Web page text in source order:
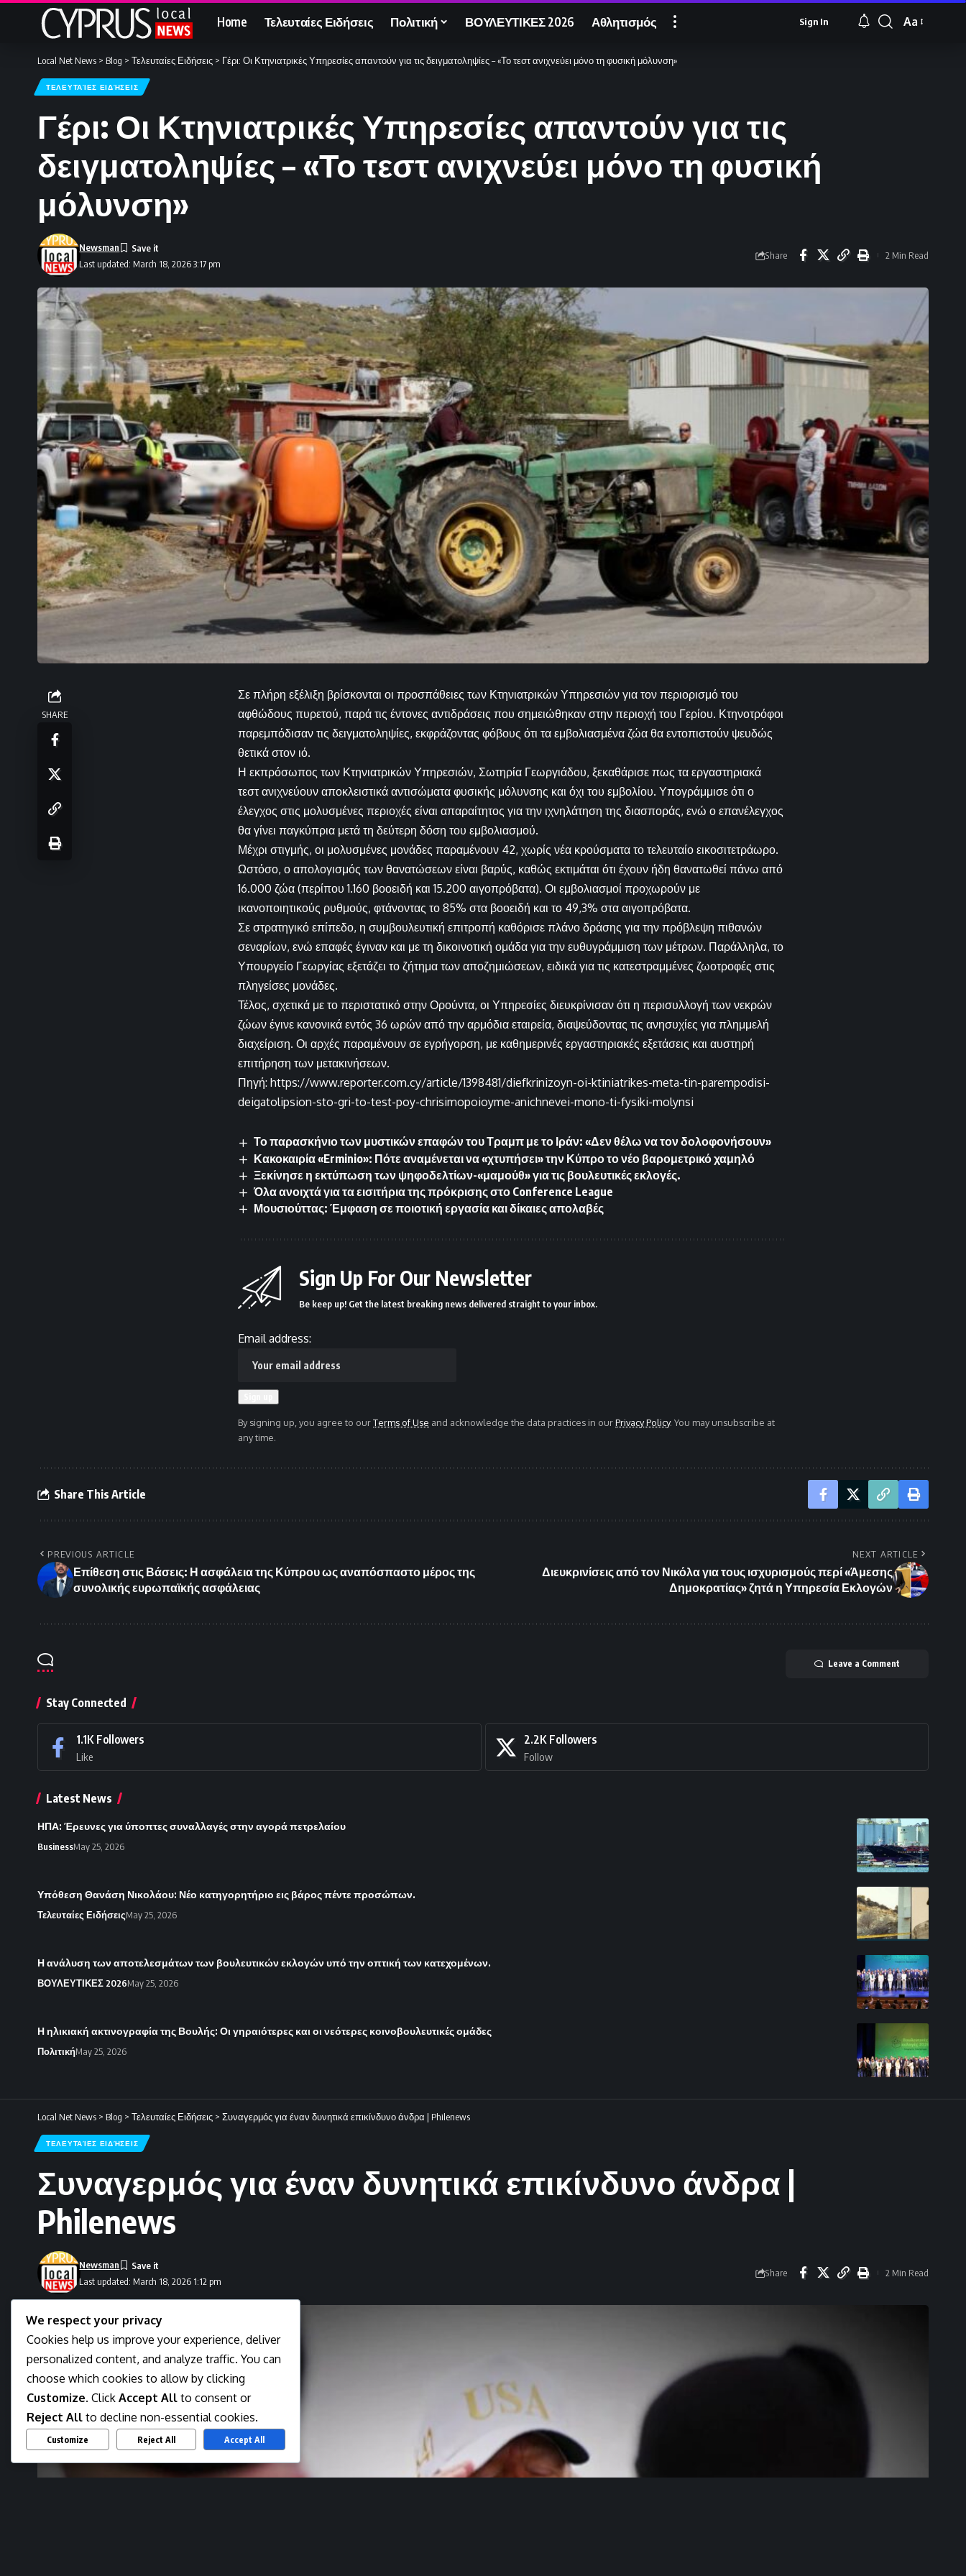
Home Τελευταίες Ειδήσεις Πολιτική ΒΟΥΛΕΥΤΙΚΕΣ 2026 Αθλητισμός Sign In
Font
Aa
Local Net News > Blog > Τελευταίες Ειδήσεις > Γέρι: Οι Κτηνιατρικές Υπηρεσίες απαντούν για τις δειγματοληψίες – «Το τεστ ανιχνεύει μόνο τη φυσική μόλυνση»
ΤΕΛΕΥΤΑΊΕΣ ΕΙΔΉΣΕΙΣ
Γέρι: Οι Κτηνιατρικές Υπηρεσίες απαντούν για τις
δειγματοληψίες – «Το τεστ ανιχνεύει μόνο τη φυσική
μόλυνση»
Last updated: March 18, 2026 3:17 pm
Newsman
Share 2 Min Read
SHARE
Σε πλήρη εξέλιξη βρίσκονται οι προσπάθειες των Κτηνιατρικών Υπηρεσιών για τον περιορισμό του
αφθώδους πυρετού, παρά τις έντονες αντιδράσεις που σημειώθηκαν στην περιοχή του Γερίου. Κτηνοτρόφοι
παρεμπόδισαν τις δειγματοληψίες, εκφράζοντας φόβους ότι τα εμβολιασμένα ζώα θα εντοπιστούν ψευδώς
θετικά στον ιό.
Η εκπρόσωπος των Κτηνιατρικών Υπηρεσιών, Σωτηρία Γεωργιάδου, ξεκαθάρισε πως τα εργαστηριακά
τεστ ανιχνεύουν αποκλειστικά αντισώματα φυσικής μόλυνσης και όχι του εμβολίου. Υπογράμμισε ότι ο
έλεγχος στις μολυσμένες περιοχές είναι απαραίτητος για την ιχνηλάτηση της διασποράς, ενώ ο επανέλεγχος
θα γίνει παγκύπρια μετά τη δεύτερη δόση του εμβολιασμού.
Μέχρι στιγμής, οι μολυσμένες μονάδες παραμένουν 42, χωρίς νέα κρούσματα το τελευταίο εικοσιτετράωρο.
Ωστόσο, ο απολογισμός των θανατώσεων είναι βαρύς, καθώς εκτιμάται ότι έχουν ήδη θανατωθεί πάνω από
16.000 ζώα (περίπου 1.160 βοοειδή και 15.200 αιγοπρόβατα). Οι εμβολιασμοί προχωρούν με
ικανοποιητικούς ρυθμούς, φτάνοντας το 85% στα βοοειδή και το 49,3% στα αιγοπρόβατα.
Σε στρατηγικό επίπεδο, η συμβουλευτική επιτροπή καθόρισε πλάνο δράσης για την πρόβλεψη πιθανών
σεναρίων, ενώ επαφές έγιναν και με τη δικοινοτική ομάδα για την ευθυγράμμιση των μέτρων. Παράλληλα, το
Υπουργείο Γεωργίας εξετάζει το ζήτημα των αποζημιώσεων, ειδικά για τις κατεστραμμένες ζωοτροφές στις
πληγείσες μονάδες.
Τέλος, σχετικά με το περιστατικό στην Ορούντα, οι Υπηρεσίες διευκρίνισαν ότι η περισυλλογή των νεκρών
ζώων έγινε κανονικά εντός 36 ωρών από την αρμόδια εταιρεία, διαψεύδοντας τις ανησυχίες για πλημμελή
διαχείριση. Οι αρχές παραμένουν σε εγρήγορση, με καθημερινές εργαστηριακές εξετάσεις και αυστηρή
επιτήρηση των μετακινήσεων.
Πηγή: https://www.reporter.com.cy/article/1398481/diefkrinizoyn-oi-ktiniatrikes-meta-tin-parempodisi-
deigatolipsion-sto-gri-to-test-poy-chrisimopoioyme-anichnevei-mono-ti-fysiki-molynsi
Το παρασκήνιο των μυστικών επαφών του Τραμπ με το Ιράν: «Δεν θέλω να τον δολοφονήσουν»
Κακοκαιρία «Erminio»: Πότε αναμένεται να «χτυπήσει» την Κύπρο το νέο βαρομετρικό χαμηλό
Ξεκίνησε η εκτύπωση των ψηφοδελτίων-«μαμούθ» για τις βουλευτικές εκλογές.
Όλα ανοιχτά για τα εισιτήρια της πρόκρισης στο Conference League
Μουσιούττας: Έμφαση σε ποιοτική εργασία και δίκαιες απολαβές
Sign Up For Our Newsletter
Be keep up! Get the latest breaking news delivered straight to your inbox.
Email address:
By signing up, you agree to ourTerms of Use and acknowledge the data practices in ourPrivacy Policy. You may unsubscribe at
any time.
Share This Article
PREVIOUS ARTICLE
Επίθεση στις Βάσεις: Η ασφάλεια της Κύπρου ως αναπόσπαστο μέρος της
συνολικής ευρωπαϊκής ασφάλειας
NEXT ARTICLE
Διευκρινίσεις από τον Νικόλα για τους ισχυρισμούς περί «Άμεσης
Δημοκρατίας» ζητά η Υπηρεσία Εκλογών
Leave a Comment
Stay Connected
1.1K Followers
Like
2.2K Followers
Follow
Latest News
ΗΠΑ: Έρευνες για ύποπτες συναλλαγές στην αγορά πετρελαίου
BusinessMay 25, 2026
Υπόθεση Θανάση Νικολάου: Νέο κατηγορητήριο εις βάρος πέντε προσώπων.
Τελευταίες ΕιδήσειςMay 25, 2026
Η ανάλυση των αποτελεσμάτων των βουλευτικών εκλογών υπό την οπτική των κατεχομένων.
ΒΟΥΛΕΥΤΙΚΕΣ 2026May 25, 2026
Η ηλικιακή ακτινογραφία της Βουλής: Οι γηραιότερες και οι νεότερες κοινοβουλευτικές ομάδες
ΠολιτικήMay 25, 2026
Local Net News > Blog > Τελευταίες Ειδήσεις > Συναγερμός για έναν δυνητικά επικίνδυνο άνδρα | Philenews
ΤΕΛΕΥΤΑΊΕΣ ΕΙΔΉΣΕΙΣ
Συναγερμός για έναν δυνητικά επικίνδυνο άνδρα |
Philenews
Last updated: March 18, 2026 1:12 pm
Newsman
Share 2 Min Read
We respect your privacy
Cookies help us improve your experience, deliver
personalized content, and analyze traffic. You can
choose which cookies to allow by clicking
Customize. Click Accept All to consent or
Reject All to decline non-essential cookies.
Customize Reject All Accept All